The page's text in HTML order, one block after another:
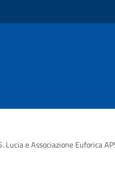
e Associazione Euforica